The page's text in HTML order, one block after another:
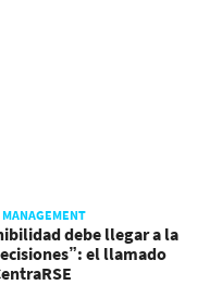
debe llegar a la
el llamado